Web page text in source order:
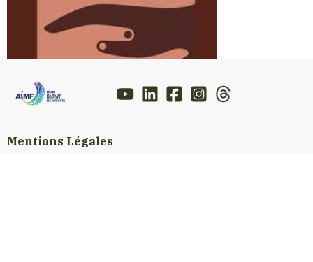
Mentions Légales